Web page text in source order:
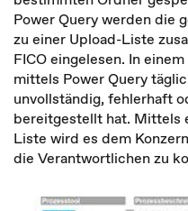
Power Query werden die
zu einer Upload-Liste
FICO eingelesen. In
mittels Power Query
unvollständig, fehlerhaft
bereitgestellt hat. Mittels
Liste wird es dem
die Verantwortlichen zu